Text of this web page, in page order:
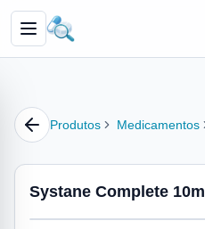
Produtos Medicamentos
Systane Complete 10ml